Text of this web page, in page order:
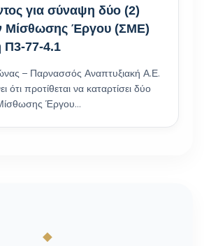
για σύναψη δύο (2)
Μίσθωσης Έργου (ΣΜΕ)
77-4.1
– Παρνασσός Αναπτυξιακή Α.Ε.
ότι προτίθεται να καταρτίσει δύο
Έργου…